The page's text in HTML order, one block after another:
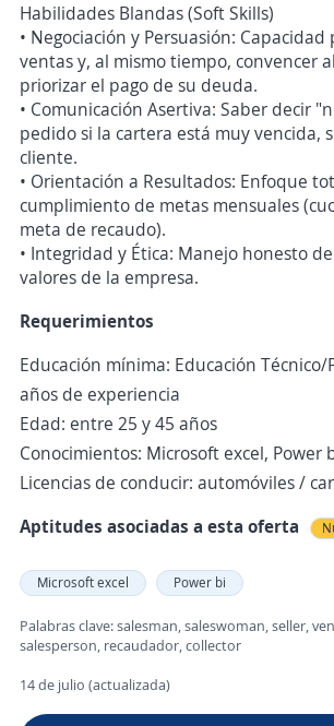
Habilidades Blandas (Soft Skills)
• Negociación y Persuasión:
ventas y, al mismo tiempo, convencer
priorizar el pago de su deuda.
• Comunicación Asertiva: Saber decir
pedido si la cartera está muy vencida,
cliente.
• Orientación a Resultados: Enfoque
cumplimiento de metas mensuales
meta de recaudo).
• Integridad y Ética: Manejo honesto
valores de la empresa.
Requerimientos
Educación mínima: Educación Técnico/
años de experiencia
Edad: entre 25 y 45 años
Conocimientos: Microsoft excel, Power
Licencias de conducir: automóviles /
Aptitudes asociadas a esta oferta
Microsoft excel Power bi
Palabras clave: salesman, saleswoman, seller,
salesperson, recaudador, collector
14 de julio (actualizada)